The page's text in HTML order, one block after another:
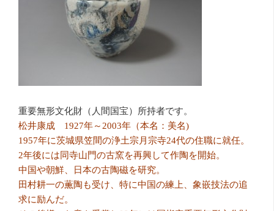
重要無形文化財（人間国宝）所持者です。
松井康成 1927年～2003年（本名：美名)
1957年に茨城県笠間の浄土宗月宗寺24代の住職に就任。
2年後には同寺山門の古窯を再興して作陶を開始。
中国や朝鮮、日本の古陶磁を研究。
田村耕一の薫陶も受け、特に中国の練上、象嵌技法の追
求に励んだ。